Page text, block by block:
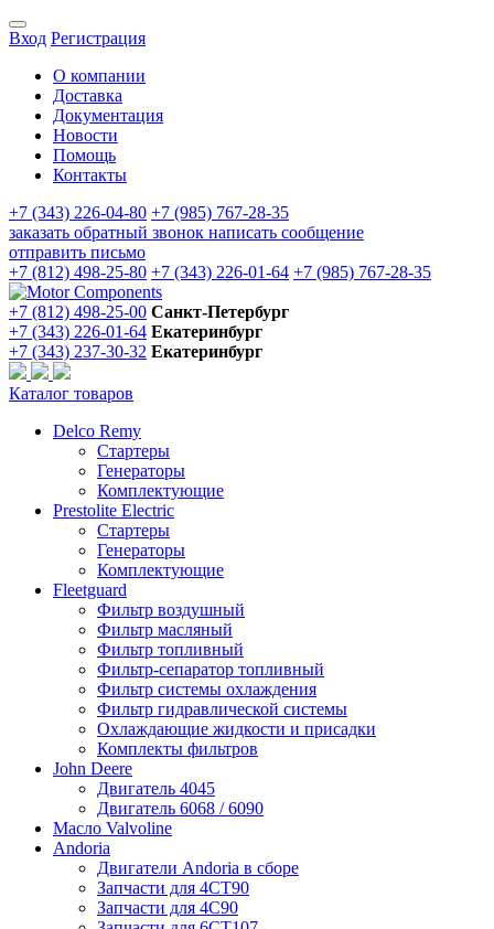
Вход Регистрация
О компании
Доставка
Документация
Новости
Помощь
Контакты
+7 (343) 226-04-80 +7 (985) 767-28-35
заказать обратный звонок написать сообщение
отправить письмо
+7 (812) 498-25-80 +7 (343) 226-01-64 +7 (985) 767-28-35
+7 (812) 498-25-00 Санкт-Петербург
+7 (343) 226-01-64 Екатеринбург
+7 (343) 237-30-32 Екатеринбург
Каталог товаров
Delco Remy
Стартеры
Генераторы
Комплектующие
Prestolite Electric
Стартеры
Генераторы
Комплектующие
Fleetguard
Фильтр воздушный
Фильтр масляный
Фильтр топливный
Фильтр-сепаратор топливный
Фильтр системы охлаждения
Фильтр гидравлической системы
Охлаждающие жидкости и присадки
Комплекты фильтров
John Deere
Двигатель 4045
Двигатель 6068 / 6090
Масло Valvoline
Andoria
Двигатели Andoria в сборе
Запчасти для 4CT90
Запчасти для 4С90